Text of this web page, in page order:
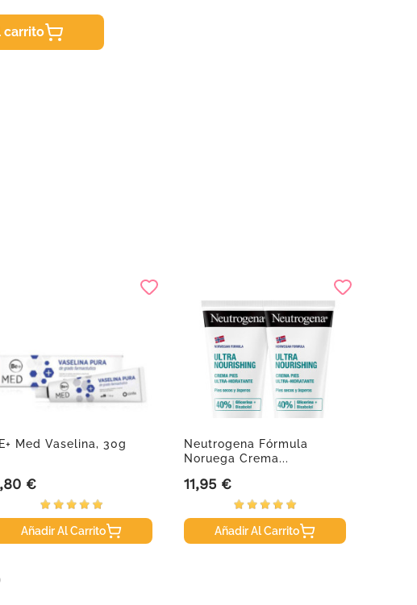
carrito
Med Vaselina, 30g
€
Añadir Al Carrito
Neutrogena Fórmula
Noruega Crema...
Precio
11,95 €
Añadir Al Carrito